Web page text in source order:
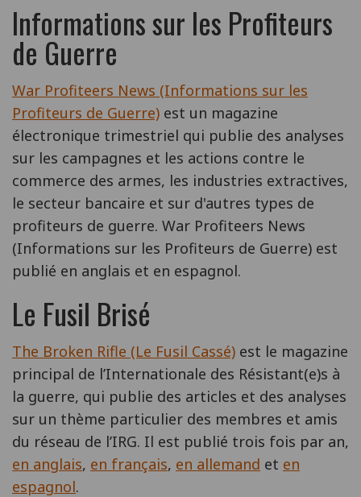
Informations sur les Profiteurs
de Guerre
War Profiteers News (Informations sur les
Profiteurs de Guerre) est un magazine
électronique trimestriel qui publie des analyses
sur les campagnes et les actions contre le
commerce des armes, les industries extractives,
le secteur bancaire et sur d'autres types de
profiteurs de guerre. War Profiteers News
(Informations sur les Profiteurs de Guerre) est
publié en anglais et en espagnol.
Le Fusil Brisé
The Broken Rifle (Le Fusil Cassé) est le magazine
principal de l’Internationale des Résistant(e)s à
la guerre, qui publie des articles et des analyses
sur un thème particulier des membres et amis
du réseau de l’IRG. Il est publié trois fois par an,
en anglais, en français, en allemand et en
espagnol.